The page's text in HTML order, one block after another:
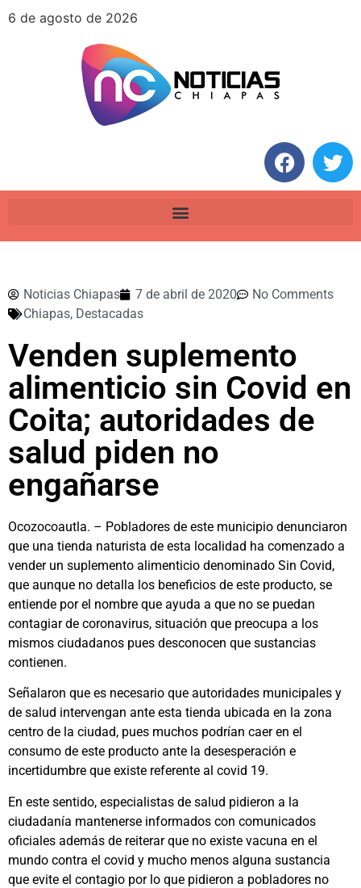
6 de agosto de 2026
Noticias Chiapas 7 de abril de 2020
No Comments
Chiapas, Destacadas
Venden suplemento
alimenticio sin Covid en
Coita; autoridades de
salud piden no
engañarse
Ocozocoautla. – Pobladores de este municipio denunciaron
que una tienda naturista de esta localidad ha comenzado a
vender un suplemento alimenticio denominado Sin Covid,
que aunque no detalla los beneficios de este producto, se
entiende por el nombre que ayuda a que no se puedan
contagiar de coronavirus, situación que preocupa a los
mismos ciudadanos pues desconocen que sustancias
contienen.
Señalaron que es necesario que autoridades municipales y
de salud intervengan ante esta tienda ubicada en la zona
centro de la ciudad, pues muchos podrían caer en el
consumo de este producto ante la desesperación e
incertidumbre que existe referente al covid 19.
En este sentido, especialistas de salud pidieron a la
ciudadanía mantenerse informados con comunicados
oficiales además de reiterar que no existe vacuna en el
mundo contra el covid y mucho menos alguna sustancia
que evite el contagio por lo que pidieron a pobladores no